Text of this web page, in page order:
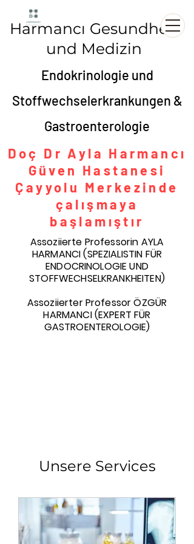
Harmancı Gesundheit
und Medizin
Endokrinologie und
Stoffwechselerkrankungen &
Gastroenterologie
Assoziierte Professorin AYLA
HARMANCI (SPEZIALISTIN FÜR
ENDOCRINOLOGIE UND
STOFFWECHSELKRANKHEITEN)
Assoziierter Professor ÖZGÜR
HARMANCI (EXPERT FÜR
GASTROENTEROLOGIE)
Doç Dr Ayla Harmancı
Güven Hastanesi
Çayyolu Merkezinde
çalışmaya
başlamıştır
Unsere Services